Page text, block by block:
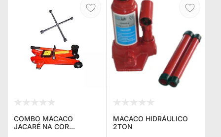
COMBO MACACO
JACARÉ NA COR
MACACO HIDRÁULICO
2TON